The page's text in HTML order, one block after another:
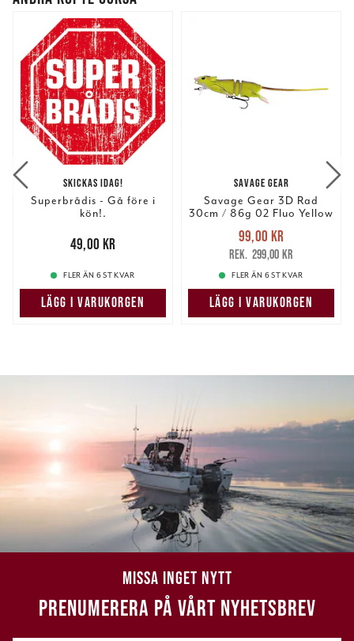
SKICKAS IDAG!
Superbrådis - Gå före i
kön!.
49,00 kr
49,00 kr
FLER ÄN 6 ST KVAR
LÄGG I VARUKORGEN
SAVAGE GEAR
Savage Gear 3D Rad
30cm / 86g 02 Fluo Yellow
Nuvarande pris
99,00 krTidigare pris
299,00 kr
99,00 kr
299,00 kr
FLER ÄN 6 ST KVAR
LÄGG I VARUKORGEN
MISSA INGET NYTT
PRENUMERERA PÅ VÅRT NYHETSBREV